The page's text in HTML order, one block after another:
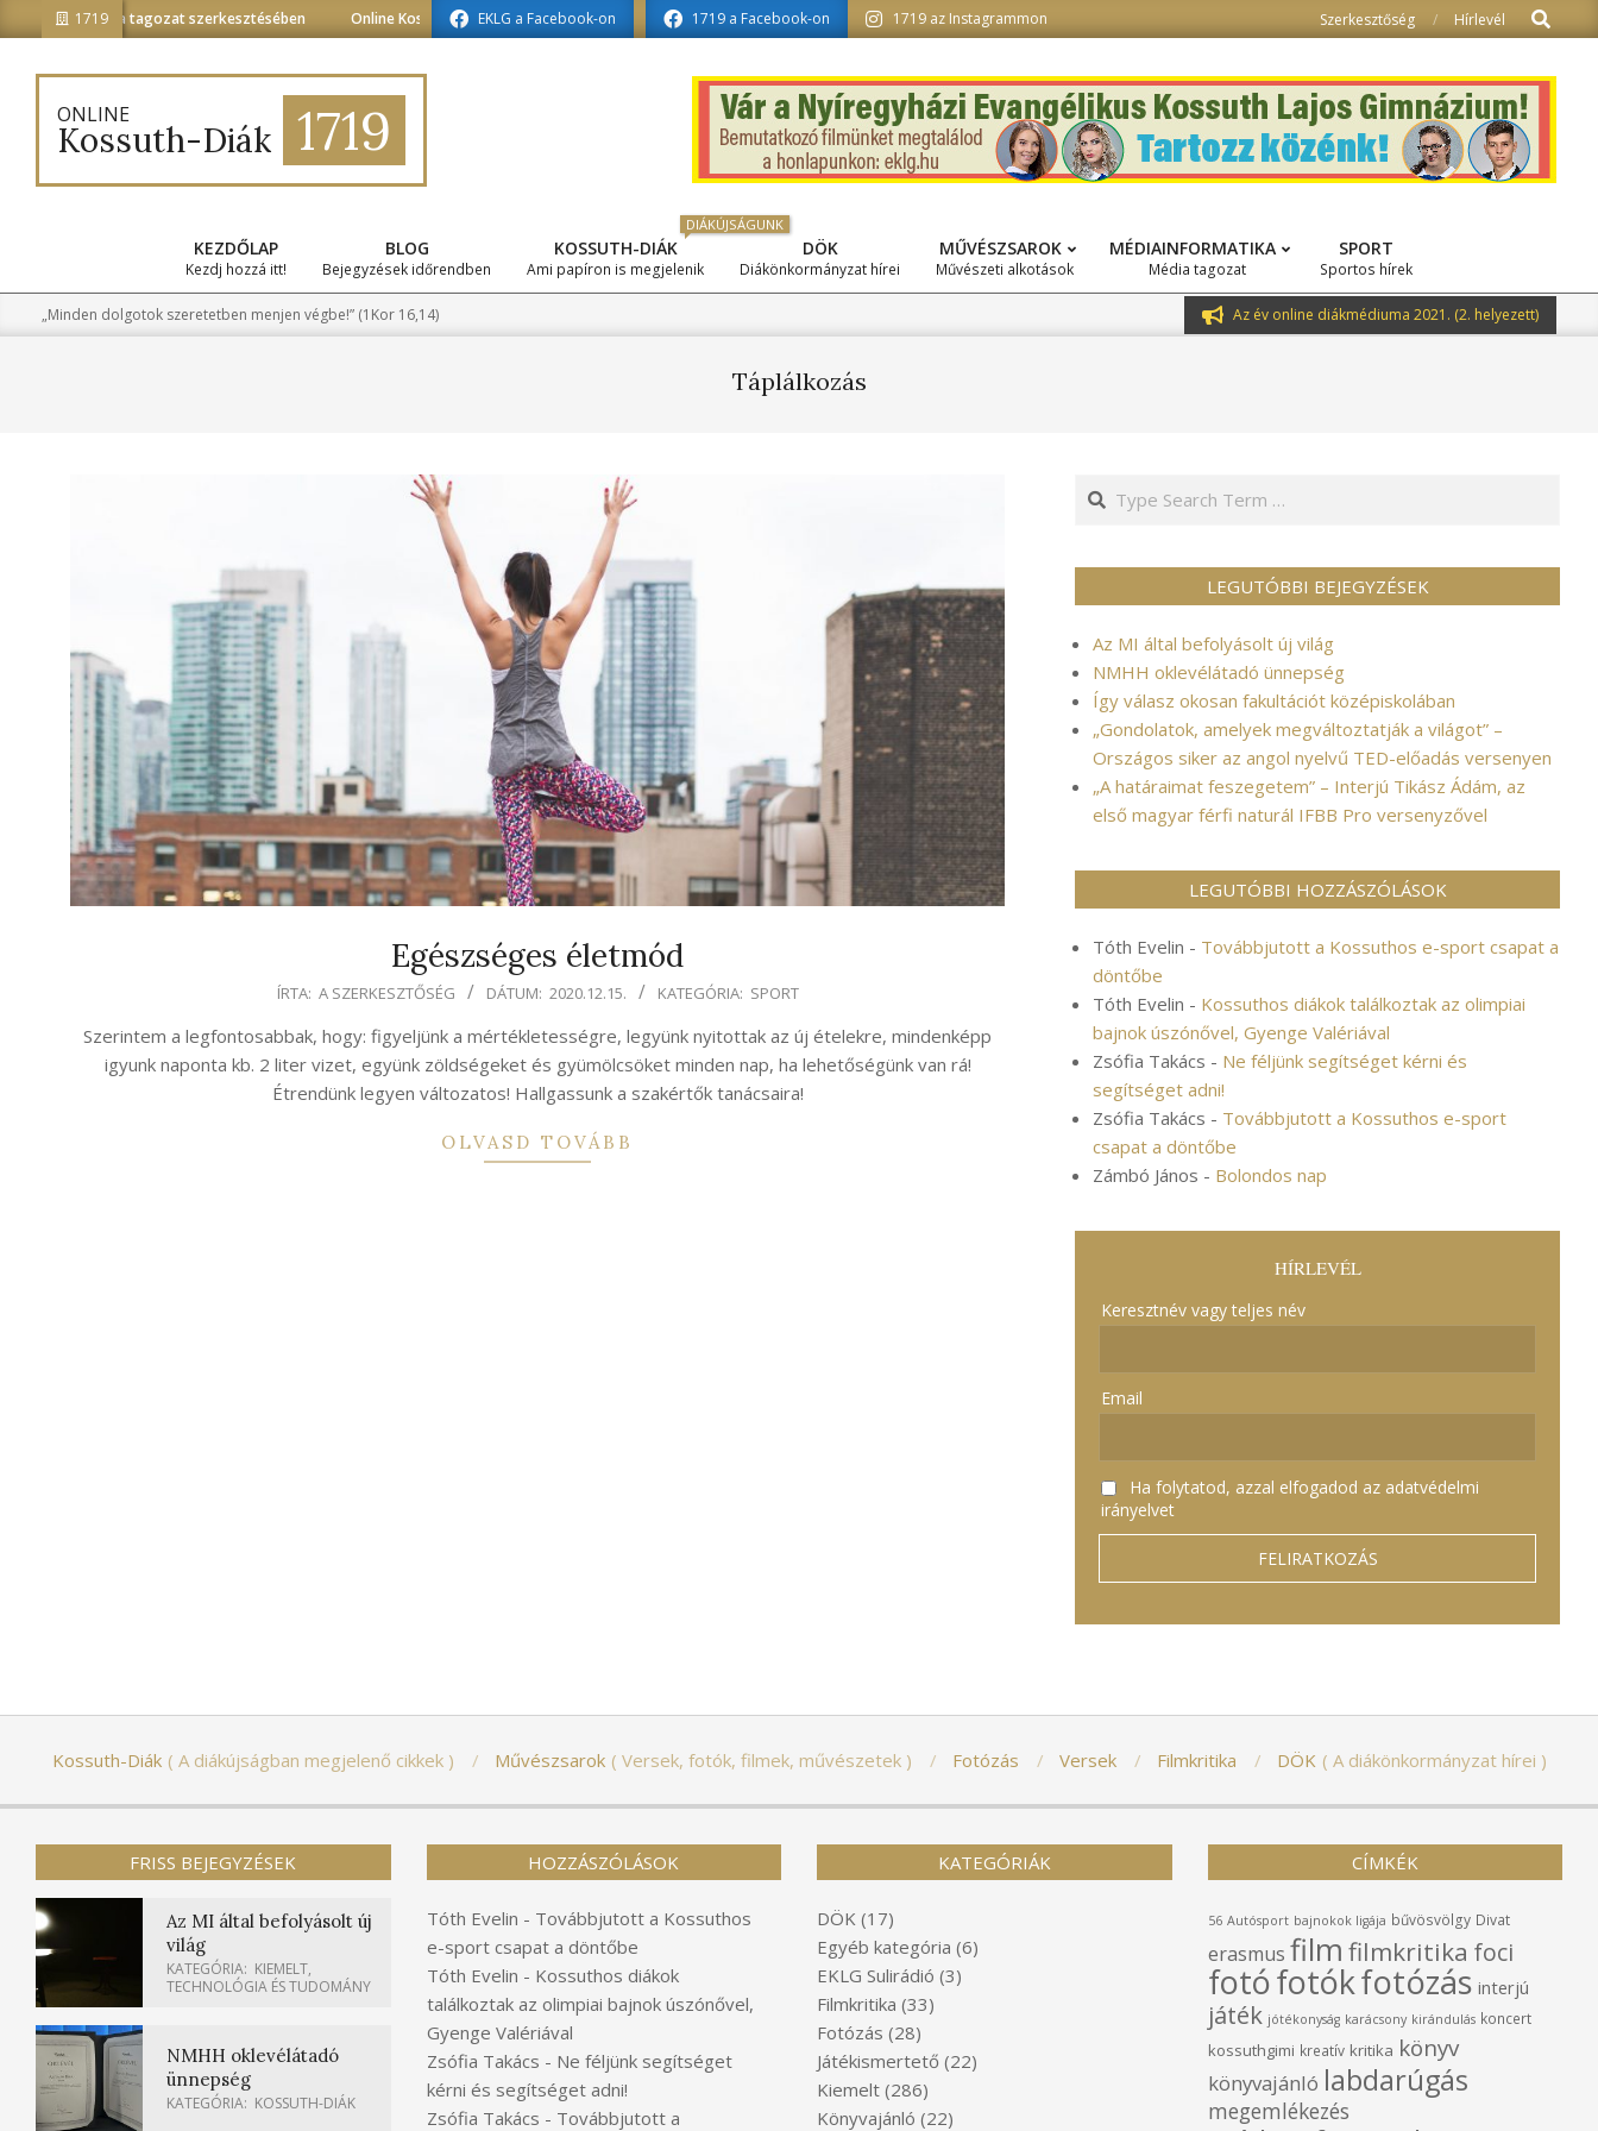
to
content
1719tagozat szerkesztésében Online Kossuth-Diák a médiainformatika tagozat szerkesztésében
EKLG a Facebook-on 1719 a Facebook-on 1719 az Instagrammon Szerkesztőség Hírlevél Search
ONLINE
Kossuth-Diák 1719
Primary
Navigation
KEZDŐLAP
Kezdj hozzá itt!
BLOG
Bejegyzések időrendben
KOSSUTH-DIÁK
DIÁKÚJSÁGUNK
Ami papíron is megjelenik
DÖK
Diákönkormányzat hírei
MŰVÉSZSAROK
Művészeti alkotások
MÉDIAINFORMATIKA
Média tagozat
SPORT
Sportos hírek
„Minden dolgotok szeretetben menjen végbe!” (1Kor 16,14) Az év online diákmédiuma 2021. (2. helyezett)
Táplálkozás
Egészséges életmód
15
ÍRTA: A SZERKESZTŐSÉG DÁTUM: 2020.12.15. KATEGÓRIA: SPORT
Szerintem a legfontosabbak, hogy: figyeljünk a mértékletességre, legyünk nyitottak az új ételekre, mindenképp
igyunk naponta kb. 2 liter vizet, együnk zöldségeket és gyümölcsöket minden nap, ha lehetőségünk van rá!
Étrendünk legyen változatos! Hallgassunk a szakértők tanácsaira!
OLVASD TOVÁBB
Search
LEGUTÓBBI BEJEGYZÉSEK
Az MI által befolyásolt új világ
NMHH oklevélátadó ünnepség
Így válasz okosan fakultációt középiskolában
„Gondolatok, amelyek megváltoztatják a világot” –
Országos siker az angol nyelvű TED-előadás versenyen
„A határaimat feszegetem” – Interjú Tikász Ádám, az
első magyar férfi naturál IFBB Pro versenyzővel
LEGUTÓBBI HOZZÁSZÓLÁSOK
Tóth Evelin - Továbbjutott a Kossuthos e-sport csapat a
döntőbe
Tóth Evelin - Kossuthos diákok találkoztak az olimpiai
bajnok úszónővel, Gyenge Valériával
Zsófia Takács - Ne féljünk segítséget kérni és
segítséget adni!
Zsófia Takács - Továbbjutott a Kossuthos e-sport
csapat a döntőbe
Zámbó János - Bolondos nap
HÍRLEVÉL
Keresztnév vagy teljes név
Email
Ha folytatod, azzal elfogadod az adatvédelmi
irányelvet
Kossuth-Diák A diákújságban megjelenő cikkek Művészsarok Versek, fotók, filmek, művészetek Fotózás Versek Filmkritika DÖK A diákönkormányzat hírei
FRISS BEJEGYZÉSEK
Az MI által befolyásolt új
világ
KATEGÓRIA: KIEMELT,
TECHNOLÓGIA ÉS TUDOMÁNY
NMHH oklevélátadó
ünnepség
KATEGÓRIA: KOSSUTH-DIÁK
HOZZÁSZÓLÁSOK
Tóth Evelin - Továbbjutott a Kossuthos
e-sport csapat a döntőbe
Tóth Evelin - Kossuthos diákok
találkoztak az olimpiai bajnok úszónővel,
Gyenge Valériával
Zsófia Takács - Ne féljünk segítséget
kérni és segítséget adni!
Zsófia Takács - Továbbjutott a
KATEGÓRIÁK
DÖK (17)
Egyéb kategória (6)
EKLG Sulirádió (3)
Filmkritika (33)
Fotózás (28)
Játékismertető (22)
Kiemelt (286)
Könyvajánló (22)
CÍMKÉK
56 Autósport bajnokok ligája bűvösvölgy Divat
erasmus film filmkritika foci
fotófotókfotózás interjú
játék jótékonyság karácsony kirándulás koncert
kossuthgimi kreatív kritika könyv
könyvajánló labdarúgás
megemlékezés